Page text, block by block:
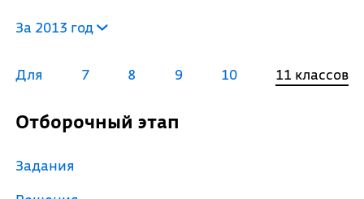
За 2013 год
Для 7 8 9 10 11 классов
Отборочный этап
Задания